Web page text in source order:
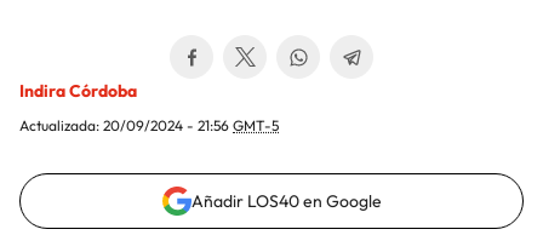
Indira Córdoba
Actualizada: 20/09/2024 - 21:56 GMT-5
Añadir LOS40 en Google